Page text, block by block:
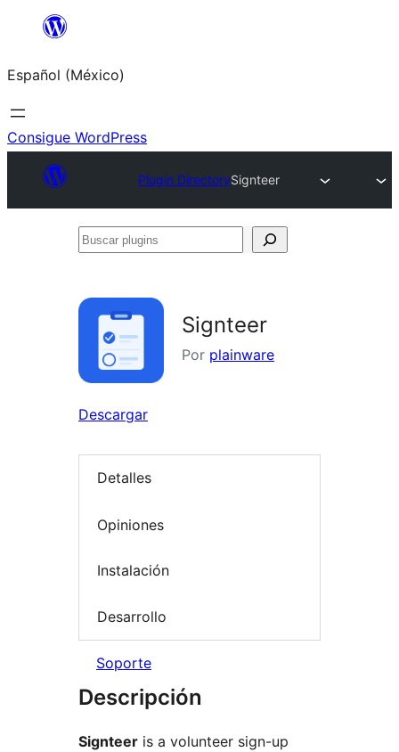
Saltar
contenido
Español (México)
Consigue WordPress
Plugin DirectorySignteer
Buscar
Signteer
Por plainware
Descargar
Detalles
Opiniones
Instalación
Desarrollo
Soporte
Descripción
Signteer is a volunteer sign-up